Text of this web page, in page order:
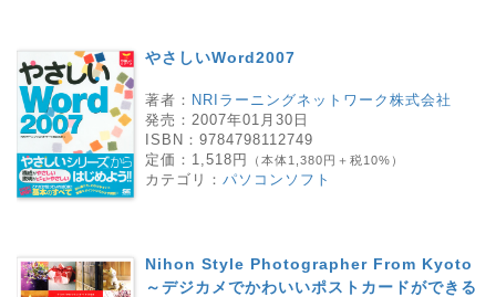
やさしいWord2007
著者： NRIラーニングネットワーク株式会社
発売： 2007年01月30日
ISBN： 9784798112749
定価： 1,518円 （本体1,380円＋税10%）
カテゴリ： パソコンソフト
Nihon Style Photographer From Kyoto
～デジカメでかわいいポストカードができる